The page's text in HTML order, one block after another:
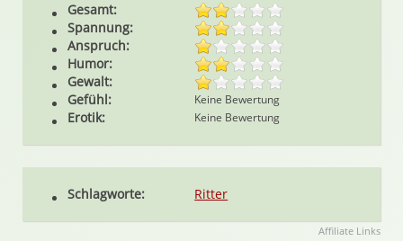
Gesamt:
Spannung:
Anspruch:
Humor:
Gewalt:
Gefühl:
Keine Bewertung
Erotik: Keine Bewertung
Schlagworte: Ritter
Affiliate Links